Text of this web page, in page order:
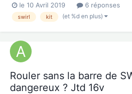
par un kit car j'ai remarqué que ma
un petit trou a l'accé...
le 10 Avril 2019 6 réponses
swirl kit (et %d en plus)
Rouler sans la barre de
dangereux ? Jtd 16v